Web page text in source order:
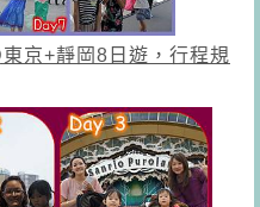
京+靜岡8日遊，行程規